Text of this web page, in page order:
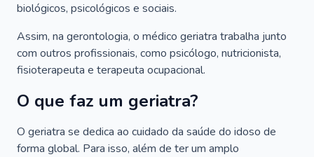
biológicos, psicológicos e sociais.
Assim, na gerontologia, o médico geriatra trabalha junto
com outros profissionais, como psicólogo, nutricionista,
fisioterapeuta e terapeuta ocupacional.
O que faz um geriatra?
O geriatra se dedica ao cuidado da saúde do idoso de
forma global. Para isso, além de ter um amplo